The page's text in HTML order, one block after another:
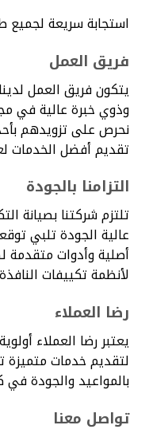
استجابة سريعة لجميع
فريق العمل
يتكون فريق العمل
وذوي خبرة عالية في
نحرص على تزويدهم
تقديم أفضل الخدمات
التزامنا بالجودة
تلتزم شركتنا بصيانة
عالية الجودة تلبي
أصلية وأدوات متقدمة
لأنظمة تكييفات النافذة
رضا العملاء
يعتبر رضا العملاء
لتقديم خدمات متميزة
بالمواعيد والجودة
تواصل معنا